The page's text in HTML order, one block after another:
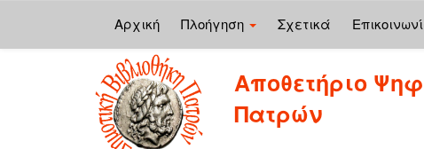
Αρχική Πλοήγηση Σχετικά
Αποθετήριο
Πατρών